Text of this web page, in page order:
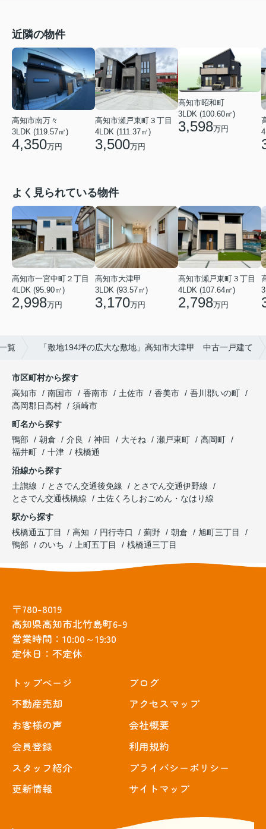
近隣の物件
高知市南万々
3LDK (119.57㎡)
4,350万円
高知市瀬戸東町３丁目
4LDK (111.37㎡)
3,500万円
高知市昭和町
3LDK (100.60㎡)
3,598万円
よく見られている物件
高知市一宮中町２丁目
4LDK (95.90㎡)
2,998万円
高知市大津甲
3LDK (93.57㎡)
3,170万円
高知市瀬戸東町３丁目
4LDK (107.64㎡)
2,798万円
覧 「敷地194坪の広大な敷地」高知市大津甲 中古一戸建て
市区町村から探す
高知市
南国市 香南市 土佐市 香美市
吾川郡いの町
高岡郡日高村
須崎市
町名から探す
鴨部
朝倉 介良 神田 大そね 瀬戸東町
高岡町
福井町
十津
桟橋通
沿線から探す
土讃線
とさでん交通後免線
とさでん交通伊野線
とさでん交通桟橋線
土佐くろしおごめん・なはり線
駅から探す
桟橋通五丁目
高知 円行寺口 薊野 朝倉
旭町三丁目
鴨部
のいち 上町五丁目 桟橋通三丁目
〒780-8019
高知県高知市北竹島町6-9
営業時間：10:00～19:30
定休日：不定休
トップぺージ
不動産売却
お客様の声
会員登録
スタッフ紹介
更新情報
ブログ
アクセスマップ
会社概要
利用規約
プライバシーポリシー
サイトマップ